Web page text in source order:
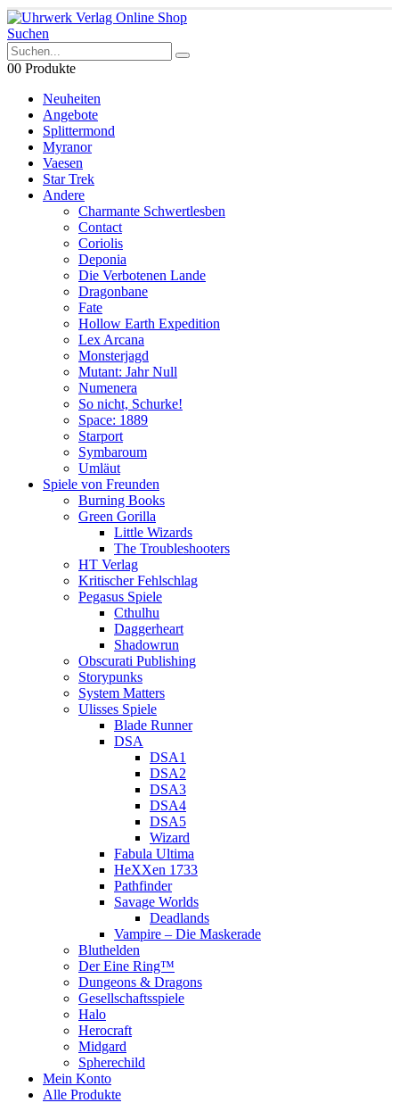
Suchen
00 Produkte
Neuheiten
Angebote
Splittermond
Myranor
Vaesen
Star Trek
Andere
Charmante Schwertlesben
Contact
Coriolis
Deponia
Die Verbotenen Lande
Dragonbane
Fate
Hollow Earth Expedition
Lex Arcana
Monsterjagd
Mutant: Jahr Null
Numenera
So nicht, Schurke!
Space: 1889
Starport
Symbaroum
Umläut
Spiele von Freunden
Burning Books
Green Gorilla
Little Wizards
The Troubleshooters
HT Verlag
Kritischer Fehlschlag
Pegasus Spiele
Cthulhu
Daggerheart
Shadowrun
Obscurati Publishing
Storypunks
System Matters
Ulisses Spiele
Blade Runner
DSA
DSA1
DSA2
DSA3
DSA4
DSA5
Wizard
Fabula Ultima
HeXXen 1733
Pathfinder
Savage Worlds
Deadlands
Vampire – Die Maskerade
Bluthelden
Der Eine Ring™
Dungeons & Dragons
Gesellschaftsspiele
Halo
Herocraft
Midgard
Spherechild
Mein Konto
Alle Produkte